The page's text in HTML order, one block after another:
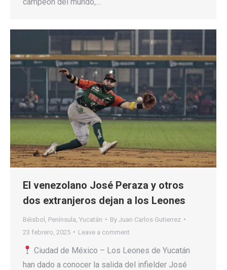
El venezolano José Peraza y otros
dos extranjeros dejan a los Leones
Béisbol Península Yucatán By Juan Carlos Gutierrez
23 febrero, 2025
Leave a comment
Ciudad de México – Los Leones de Yucatán
han dado a conocer la salida del infielder José